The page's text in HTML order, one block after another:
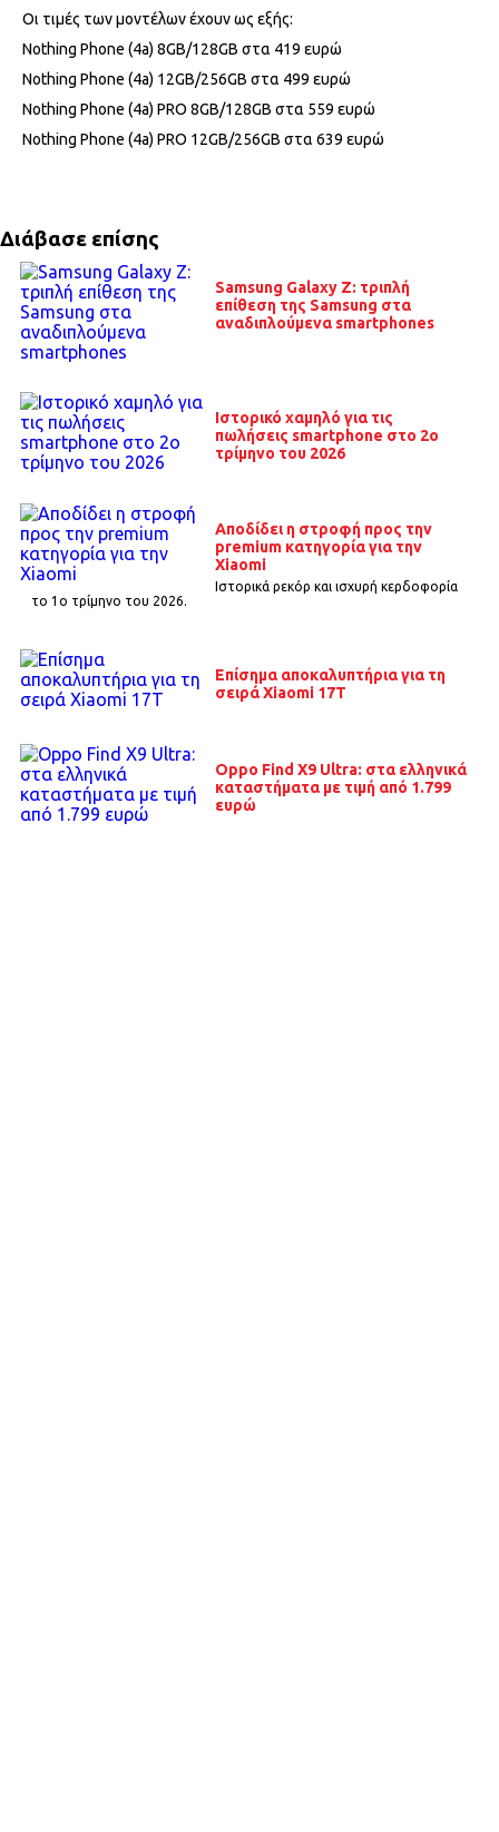
Οι τιμές των μοντέλων έχουν ως εξής:
Nothing Phone (4a) 8GB/128GB στα 419 ευρώ
Nothing Phone (4a) 12GB/256GB στα 499 ευρώ
Nothing Phone (4a) PRO 8GB/128GB στα 559 ευρώ
Nothing Phone (4a) PRO 12GB/256GB στα 639 ευρώ
Διάβασε επίσης
Samsung Galaxy Z: τριπλή
επίθεση της Samsung στα
αναδιπλούμενα smartphones
Ιστορικό χαμηλό για τις
πωλήσεις smartphone στο 2ο
τρίμηνο του 2026
Αποδίδει η στροφή προς την
premium κατηγορία για την
Xiaomi
Ιστορικά ρεκόρ και ισχυρή κερδοφορία
το 1o τρίμηνο του 2026.
Επίσημα αποκαλυπτήρια για τη
σειρά Xiaomi 17T
Oppo Find X9 Ultra: στα ελληνικά
καταστήματα με τιμή από 1.799
ευρώ